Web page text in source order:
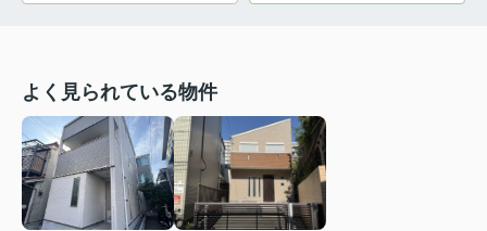
よく見られている物件